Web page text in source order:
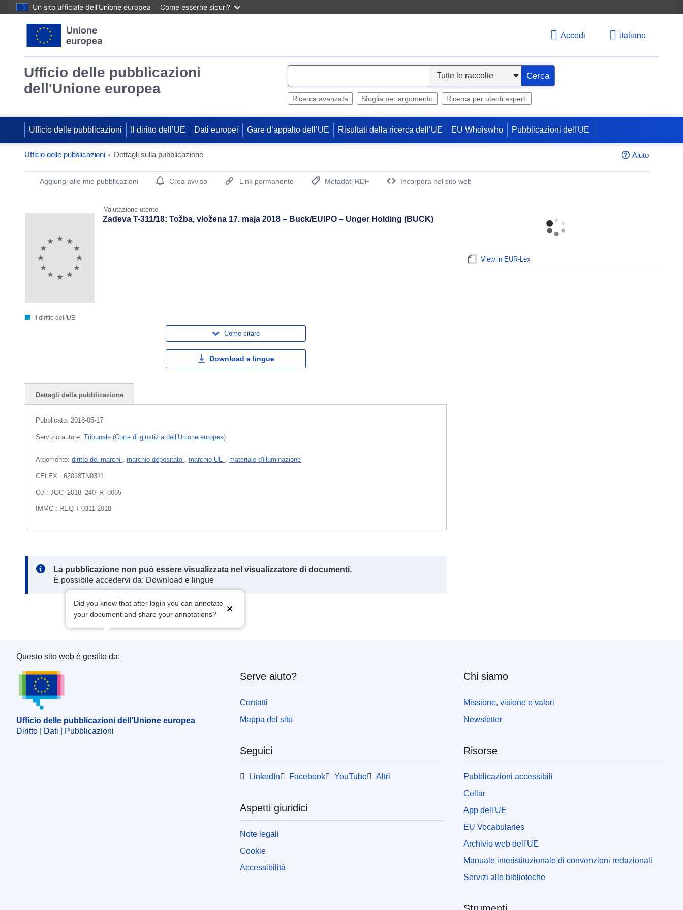
Un sito ufficiale dell’Unione europea Come esserne sicuri?
Accedi italiano
Ufficio delle pubblicazioni
dell'Unione europea
e
Cerca
Ricerca avanzata Sfoglia per argomento Ricerca per utenti esperti
Ufficio delle pubblicazioni Il diritto dell’UE Dati europei Gare d’appalto dell’UE Risultati della ricerca dell’UE EU Whoiswho Pubblicazioni dell'UE
Ufficio delle pubblicazioni Dettagli sulla pubblicazione Aiuto
Publication Detail Actions Portlet
Aggiungi alle mie pubblicazioni Crea avviso Link permanente
Metadati RDF
Incorpora nel sito web
Valutazione utente
Il diritto dell'UE
Zadeva T-311/18: Tožba, vložena 17. maja 2018 – Buck/EUIPO – Unger Holding (BUCK)
Come citare
Download e lingue
Dettagli della pubblicazione
Pubblicato: 2018-05-17
Servizio autore: Tribunale (Corte di giustizia dell’Unione europea)
Argomento: diritto dei marchi marchio depositato marchio UE materiale d'illuminazione
CELEX : 62018TN0311
OJ : JOC_2018_240_R_0065
IMMC : REQ-T-0311-2018
Note:
La pubblicazione non può essere visualizzata nel visualizzatore di documenti.
È possibile accedervi da: Download e lingue
Did you know that after login you can annotate
your document and share your annotations?
View in EUR-Lex
Ufficio delle pubblicazioni dell’Unione europea
Questo sito web è gestito da:
Ufficio delle pubblicazioni dell’Unione europea
Diritto | Dati | Pubblicazioni
Serve aiuto?
Contatti
Mappa del sito
Seguici
LinkedIn Facebook YouTube Altri
Aspetti giuridici
Note legali
Cookie
Accessibilità
Chi siamo
Missione, visione e valori
Newsletter
Risorse
Pubblicazioni accessibili
Cellar
App dell'UE
EU Vocabularies
Archivio web dell'UE
Manuale interistituzionale di convenzioni redazionali
Servizi alle biblioteche